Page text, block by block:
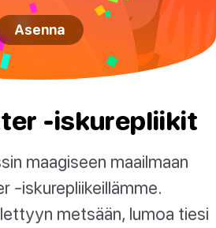
Asenna
-iskurepliikit
maagiseen maailmaan
-iskurepliikeillämme.
metsään, lumoa tiesi